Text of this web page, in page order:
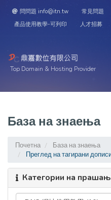
問問題 info@itn.tw 常見問題
產品使用教學-可列印
人才招募
Top Domain & Hosting Provider
База на знаења
Почетна
База на знаења
Преглед на тагирани
Категории на